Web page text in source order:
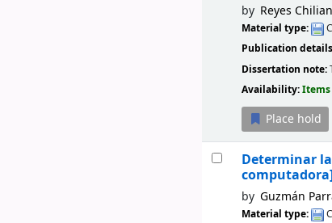
by Reyes
Material type:
Publication
Dissertation note:
Availability:
Place hold
Determinar
by Guzmán
Material type: